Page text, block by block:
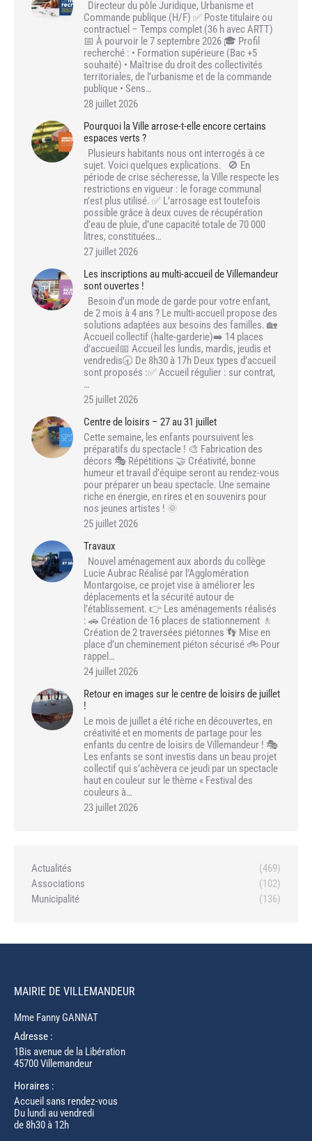
Directeur du pôle Juridique, Urbanisme et
Commande publique (H/F) ✅ Poste titulaire ou
contractuel – Temps complet (36 h avec ARTT)
📅 À pourvoir le 7 septembre 2026 🎓 Profil
recherché : • Formation supérieure (Bac +5
souhaité) • Maîtrise du droit des collectivités
territoriales, de l’urbanisme et de la commande
publique • Sens…
28 juillet 2026
Pourquoi la Ville arrose-t-elle encore certains
espaces verts ?
Plusieurs habitants nous ont interrogés à ce
sujet. Voici quelques explications. 🚫 En
période de crise sécheresse, la Ville respecte les
restrictions en vigueur : le forage communal
n’est plus utilisé. ✅ L’arrosage est toutefois
possible grâce à deux cuves de récupération
d’eau de pluie, d’une capacité totale de 70 000
litres, constituées…
27 juillet 2026
Les inscriptions au multi-accueil de Villemandeur
sont ouvertes !
Besoin d’un mode de garde pour votre enfant,
de 2 mois à 4 ans ? Le multi-accueil propose des
solutions adaptées aux besoins des familles. 🏡
Accueil collectif (halte-garderie)➡️ 14 places
d’accueil📅 Accueil les lundis, mardis, jeudis et
vendredis🕣 De 8h30 à 17h Deux types d’accueil
sont proposés :✅ Accueil régulier : sur contrat,
…
25 juillet 2026
Centre de loisirs – 27 au 31 juillet
Cette semaine, les enfants poursuivent les
préparatifs du spectacle ! 🎨 Fabrication des
décors 🎭 Répétitions 🤝 Créativité, bonne
humeur et travail d’équipe seront au rendez-vous
pour préparer un beau spectacle. Une semaine
riche en énergie, en rires et en souvenirs pour
nos jeunes artistes ! 🌞
25 juillet 2026
Travaux
Nouvel aménagement aux abords du collège
Lucie Aubrac Réalisé par l’Agglomération
Montargoise, ce projet vise à améliorer les
déplacements et la sécurité autour de
l’établissement. 👉 Les aménagements réalisés
: 🚗 Création de 16 places de stationnement 🚶
Création de 2 traversées piétonnes 👣 Mise en
place d’un cheminement piéton sécurisé 🚲 Pour
rappel…
24 juillet 2026
Retour en images sur le centre de loisirs de juillet
!
Le mois de juillet a été riche en découvertes, en
créativité et en moments de partage pour les
enfants du centre de loisirs de Villemandeur ! 🎭
Les enfants se sont investis dans un beau projet
collectif qui s’achèvera ce jeudi par un spectacle
haut en couleur sur le thème « Festival des
couleurs à…
23 juillet 2026
Actualités
(469)
Associations
(102)
Municipalité
(136)
MAIRIE DE VILLEMANDEUR
Mme Fanny GANNAT
Adresse :
1Bis avenue de la Libération
45700 Villemandeur
Horaires :
Accueil sans rendez-vous
Du lundi au vendredi
de 8h30 à 12h